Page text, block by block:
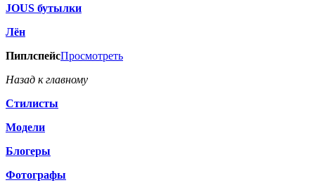
JOUS бутылки
Лён
ПиплспейсПросмотреть
Назад к главному
Стилисты
Модели
Блогеры
Фотографы